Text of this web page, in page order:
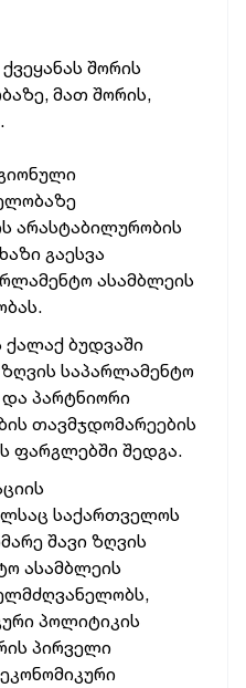
შორის
მათ შორის,
არასტაბილურობის
გაესვა
ასამბლეის
ქალაქ ბუდვაში
საპარლამენტო
და პარტნიორი
თავმჯდომარეების
ფარგლებში შედგა.
საქართველოს
შავი ზღვის
ასამბლეის
პოლიტიკის
პირველი